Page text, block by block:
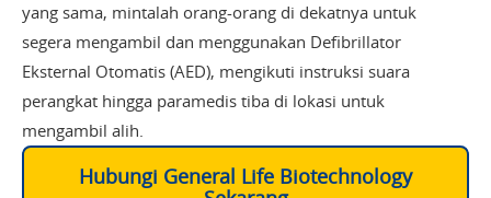
yang sama, mintalah orang-orang di dekatnya untuk
segera mengambil dan menggunakan Defibrillator
Eksternal Otomatis (AED), mengikuti instruksi suara
perangkat hingga paramedis tiba di lokasi untuk
mengambil alih.
Hubungi General Life Biotechnology